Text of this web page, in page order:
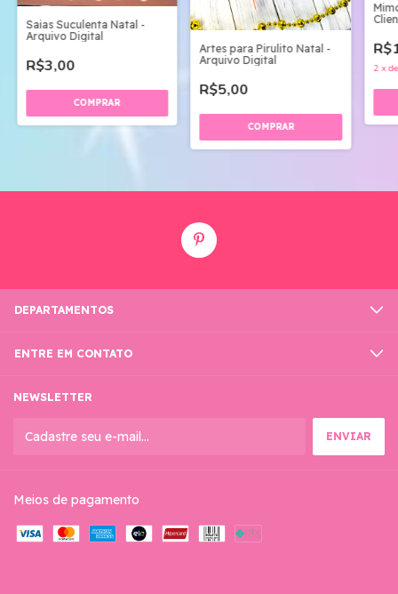
Saias Suculenta Natal -
Arquivo Digital
R$3,00
Artes para Pirulito Natal -
Arquivo Digital
R$5,00
2 x
DEPARTAMENTOS
ENTRE EM CONTATO
NEWSLETTER
Meios de pagamento